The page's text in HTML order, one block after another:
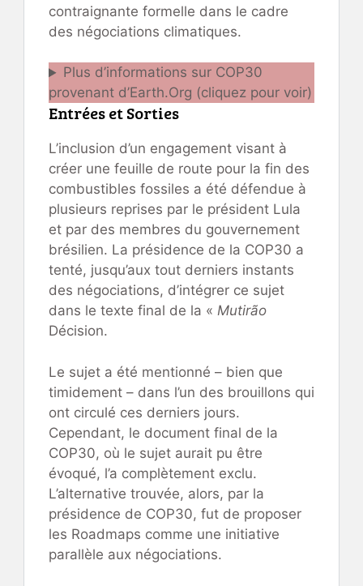
contraignante formelle dans le cadre
des négociations climatiques.
Plus d’informations sur COP30
provenant d’Earth.Org (cliquez pour voir)
Entrées et Sorties
L’inclusion d’un engagement visant à
créer une feuille de route pour la fin des
combustibles fossiles a été défendue à
plusieurs reprises par le président Lula
et par des membres du gouvernement
brésilien. La présidence de la COP30 a
tenté, jusqu’aux tout derniers instants
des négociations, d’intégrer ce sujet
dans le texte final de la « Mutirão
Décision.
Le sujet a été mentionné – bien que
timidement – dans l’un des brouillons qui
ont circulé ces derniers jours.
Cependant, le document final de la
COP30, où le sujet aurait pu être
évoqué, l’a complètement exclu.
L’alternative trouvée, alors, par la
présidence de COP30, fut de proposer
les Roadmaps comme une initiative
parallèle aux négociations.